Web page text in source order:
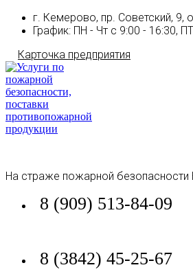
г. Кемерово, пр. Советский, 9,
График: ПН - Чт с 9:00 - 16:30,
Карточка предприятия
На страже пожарной безопасности
8 (909) 513-84-09
8 (3842) 45-25-67